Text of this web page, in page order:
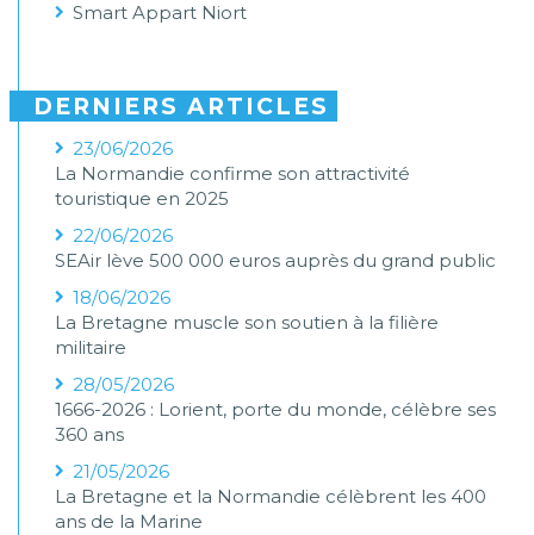
Smart Appart Niort
DERNIERS ARTICLES
23/06/2026
La Normandie confirme son attractivité
touristique en 2025
22/06/2026
SEAir lève 500 000 euros auprès du grand public
18/06/2026
La Bretagne muscle son soutien à la filière
militaire
28/05/2026
1666-2026 : Lorient, porte du monde, célèbre ses
360 ans
21/05/2026
La Bretagne et la Normandie célèbrent les 400
ans de la Marine